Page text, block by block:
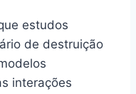
estudos
de destruição
interações